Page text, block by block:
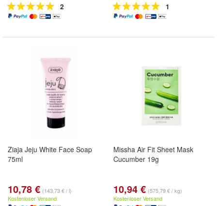
2 1
Ziaja Jeju White Face Soap
75ml
10,78 € (143,73 € / l)
Kostenloser Versand
Missha Air Fit Sheet Mask
Cucumber 19g
10,94 € (575,79 € / kg)
Kostenloser Versand